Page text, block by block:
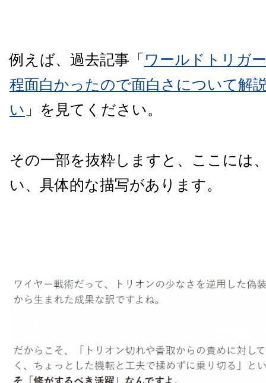
例えば、過去記事「 ワールドトリガ
程面白かったので面白さについて解
い 」を見てください。
その一部を抜粋しますと、ここには
い、具体的な描写があります。